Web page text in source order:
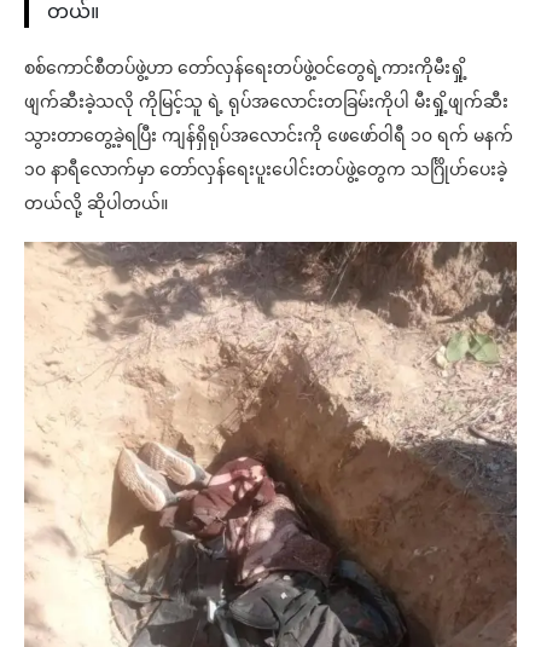
တယ်။
စစ်ကောင်စီတပ်ဖွဲ့ဟာ တော်လှန်ရေးတပ်ဖွဲ့ဝင်တွေရဲ့ကားကိုမီးရှို့
ဖျက်ဆီးခဲ့သလို ကိုမြင့်သူ ရဲ့ ရုပ်အလောင်းတခြမ်းကိုပါ မီးရှို့ဖျက်ဆီး
သွားတာတွေ့ခဲ့ရပြီး ကျန်ရှိရုပ်အလောင်းကို ဖေဖော်ဝါရီ ၁၀ ရက် မနက်
၁၀ နာရီလောက်မှာ တော်လှန်ရေးပူးပေါင်းတပ်ဖွဲ့တွေက သင်္ဂြိုဟ်ပေးခဲ့
တယ်လို့ ဆိုပါတယ်။